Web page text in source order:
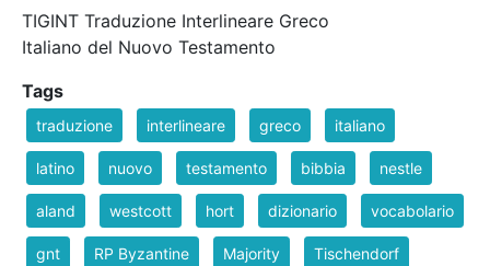
TIGINT Traduzione Interlineare Greco
Italiano del Nuovo Testamento
Tags
traduzione interlineare greco italiano
latino nuovo testamento bibbia nestle
aland westcott hort dizionario vocabolario
gnt RP Byzantine Majority Tischendorf